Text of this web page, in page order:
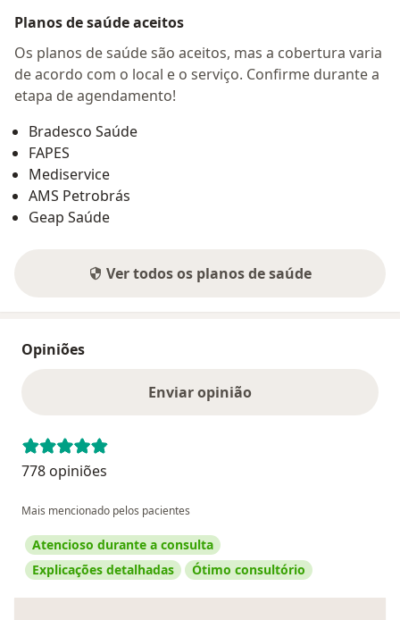
Planos de saúde aceitos
Os planos de saúde são aceitos, mas a cobertura varia
de acordo com o local e o serviço. Confirme durante a
etapa de agendamento!
Bradesco Saúde
FAPES
Mediservice
AMS Petrobrás
Geap Saúde
Ver todos os planos de saúde
Opiniões
Enviar opinião
778 opiniões
Mais mencionado pelos pacientes
Atencioso durante a consulta
Explicações detalhadas
Ótimo consultório